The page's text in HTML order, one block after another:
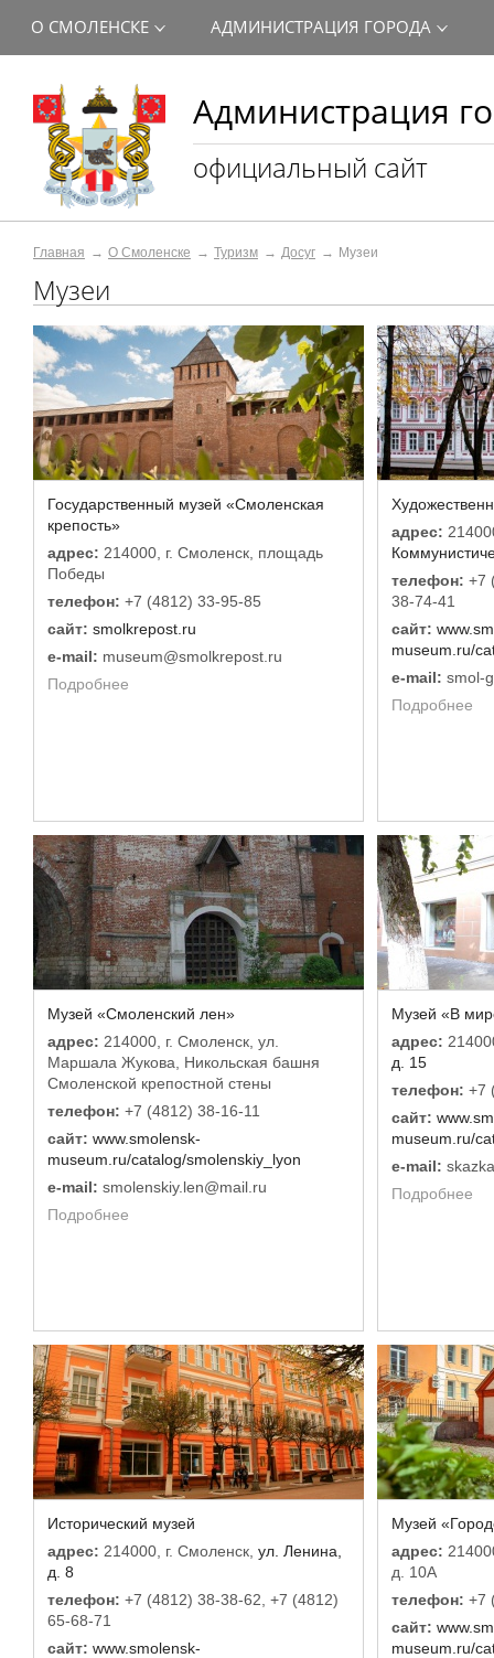
Администрация
официальный сайт
О СМОЛЕНСКЕ АДМИНИСТРАЦИЯ ГОРОДА
Главная О Смоленске Туризм Досуг Музеи
Музеи
Государственный музей «Смоленская
крепость»
адрес: 214000, г. Смоленск, площадь
Победы
телефон: +7 (4812) 33-95-85
сайт: smolkrepost.ru
e-mail: museum@smolkrepost.ru
Подробнее
адрес:
телефон: +7
38-74-41
сайт:
museum.ru/
e-mail: smol-
Подробнее
Музей «Смоленский лен»
адрес: 214000, г. Смоленск, ул.
Маршала Жукова, Никольская башня
Смоленской крепостной стены
телефон: +7 (4812) 38-16-11
сайт: www.smolensk-
museum.ru/catalog/smolenskiy_lyon
e-mail: smolenskiy.len@mail.ru
Подробнее
Музей «В
адрес:
д. 15
телефон: +7
сайт:
museum.ru/
e-mail:
Подробнее
Исторический музей
адрес: 214000, г. Смоленск, ул. Ленина,
д. 8
телефон: +7 (4812) 38-38-62, +7 (4812)
65-68-71
сайт: www.smolensk-
Музей
адрес:
д. 10А
телефон: +7
сайт:
museum.ru/